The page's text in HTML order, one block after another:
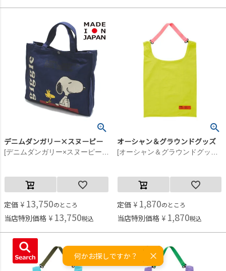
デニムダンガリー×スヌーピー
定価 ¥ 13,750のところ
当店特別価格 ¥ 13,750税込
オーシャン＆グラウンドグッズ
定価 ¥ 1,870のところ
当店特別価格 ¥ 1,870税込
何かお探しですか？